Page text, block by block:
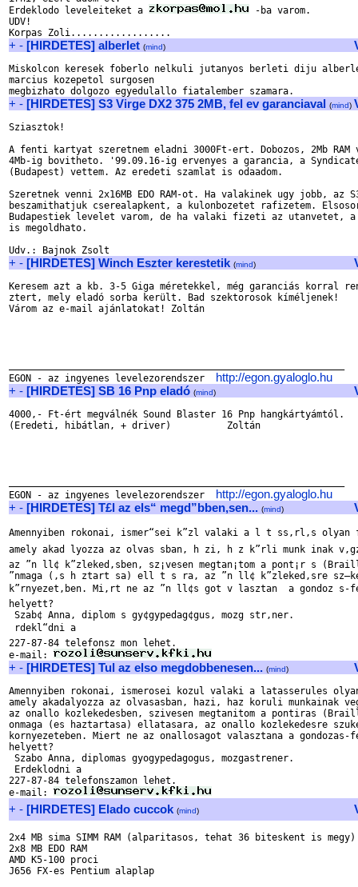
Erdeklodo leveleiteket a
-ba varom.
UDV!
+ - [HIRDETES] alberlet (mind)
Miskolcon keresek foberlo nelkuli jutanyos berleti diju
marcius kozepetol surgosen
+ - [HIRDETES] S3 Virge DX2 375 2MB, fel ev garanciaval (mind)
Sziasztok!
A fenti kartyat szeretnem eladni 3000Ft-ert. Dobozos, 2Mb
4Mb-ig bovitheto. '99.09.16-ig ervenyes a garancia, a
(Budapest) vettem. Az eredeti szamlat is odaadom.
Szeretnek venni 2x16MB EDO RAM-ot. Ha valakinek ugy jobb, az
beszamithatjuk cserealapkent, a kulonbozetet rafizetem.
Budapestiek levelet varom, de ha valaki fizeti az utanvetet, a
is megoldhato.
+ - [HIRDETES] Winch Eszter kerestetik (mind)
Keresem azt a kb. 3-5 Giga méretekkel, még garanciás korral
ztert, mely eladó sorba került. Bad szektorosok kíméljenek!
Várom az e-mail ajánlatokat! Zoltán
EGON - az ingyenes levelezorendszer http://egon.gyaloglo.hu
+ - [HIRDETES] SB 16 Pnp eladó (mind)
4000,- Ft-ért megválnék Sound Blaster 16 Pnp hangkártyámtól.
(Eredeti, hibátlan, + driver)          Zoltán
EGON - az ingyenes levelezorendszer http://egon.gyaloglo.hu
+ - [HIRDETES] T£l az els“ megd”bben‚sen... (mind)
Amennyiben rokonai, ismer“sei k”zl valaki a l t ss‚rl‚s
amely akad lyozza az olvas sban, h zi, h z k”rli munk inak
az ”n ll¢ k”zleked‚sben, sz¡vesen megtan¡tom a pont¡r s
”nmaga (‚s h ztart sa) ell t s ra, az ”n ll¢ k”zleked‚sre
k”rnyezet‚ben. Mi‚rt ne az ”n ll¢s got v lasztan  a gondoz s-
helyett?
Szab¢ Anna, diplom s gy¢gypedag¢gus, mozg str‚ner.
rdekl“dni a
227-87-84 telefonsz mon lehet.
e-mail:
+ - [HIRDETES] Tul az elso megdobbenesen... (mind)
Amennyiben rokonai, ismerosei kozul valaki a latasserules
amely akadalyozza az olvasasban, hazi, haz koruli munkainak
az onallo kozlekedesben, szivesen megtanitom a pontiras
onmaga (es haztartasa) ellatasara, az onallo kozlekedesre
kornyezeteben. Miert ne az onallosagot valasztana a
helyett?
Szabo Anna, diplomas gyogypedagogus, mozgastrener.
Erdeklodni a
227-87-84 telefonszamon lehet.
e-mail:
+ - [HIRDETES] Elado cuccok (mind)
2x4 MB sima SIMM RAM (alparitasos, tehat 36 biteskent is megy)
2x8 MB EDO RAM
AMD K5-100 proci
J656 FX-es Pentium alaplap